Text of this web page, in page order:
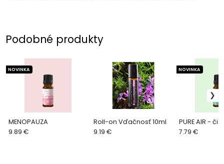
Podobné produkty
MENOPAUZA
NOVINKA
9.89 €
Roll-on Vďačnosť 10ml
9.19 €
PURE AIR -
NOVINKA
7.79 €